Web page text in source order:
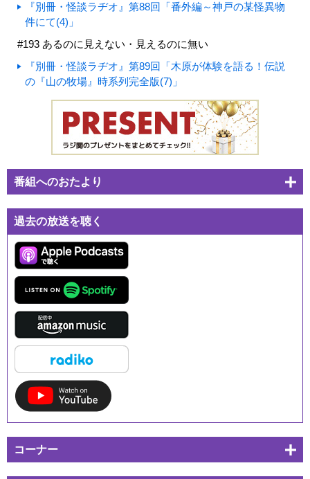
『別冊・怪談ラヂオ』第88回「番外編～神戸の某怪異物
件にて(4)」
#193 あるのに見えない・見えるのに無い
『別冊・怪談ラヂオ』第89回「木原が体験を語る！伝説
の『山の牧場』時系列完全版(7)」
番組へのおたより
過去の放送を聴く
コーナー